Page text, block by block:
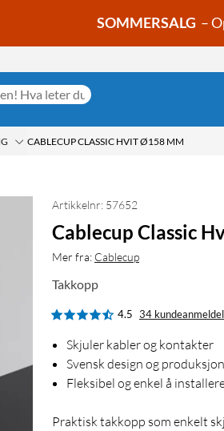
SOMMERSALG –
CABLECUP CLASSIC HVIT Ø158 MM
Artikkelnr: 57652
Cablecup Classic
Mer fra: Cablecup
Takkopp
4.5 34
Skjuler kabler og kontakter
Svensk design og produksjon
Fleksibel og enkel å
Praktisk takkopp som enkelt